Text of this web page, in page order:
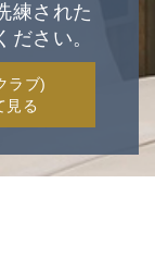
練された
さい。
ラブ)
見る